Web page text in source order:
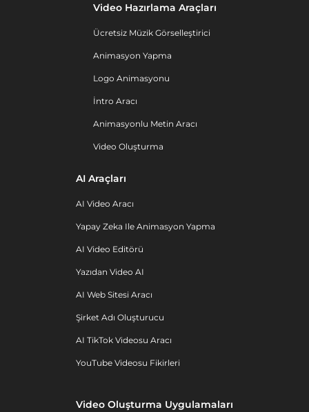
Video Hazırlama Araçları
Ücretsiz Müzik Görselleştirici
Animasyon Yapma
Logo Animasyonu
İntro Aracı
Animasyonlu Metin Aracı
Video Oluşturma
AI Araçları
AI Video Aracı
Yapay Zeka Ile Animasyon Yapma
AI Video Editörü
Yazıdan Video AI
AI Web Sitesi Aracı
Şirket Adı Oluşturucu
AI TikTok Videosu Aracı
YouTube Videosu Fikirleri
Video Oluşturma Uygulamaları